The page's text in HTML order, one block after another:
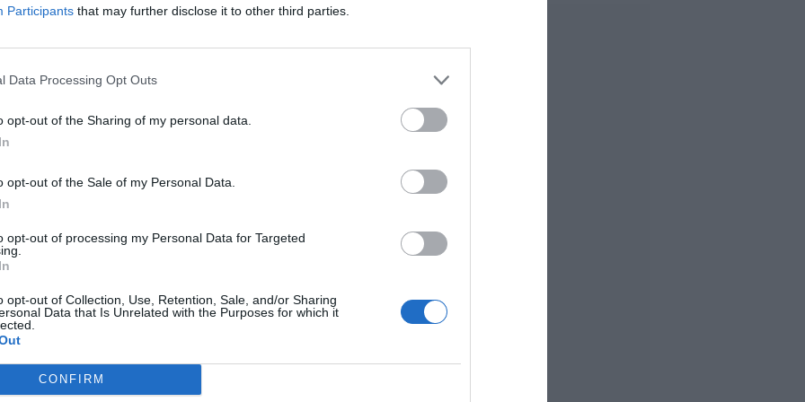
Participants that may further disclose it to other third parties.
Data Processing Opt Outs
opt-out of the Sharing of my personal data.
opt-out of the Sale of my Personal Data.
opt-out of processing my Personal Data for Targeted
opt-out of Collection, Use, Retention, Sale, and/or Sharing
Data that Is Unrelated with the Purposes for which it
CONFIRM
de encuentro donde se ha preparado
a la Comunitat Valenciana-Gran Premi
sido punto de partida de la primera de las
recorre 600,5 kilómetros y durará hasta
de València, con una etapa en
kilómetros con un único alto puntuable
kilómetros de la meta).
deportivo en el corazón de nuestra
el agradecimiento a la